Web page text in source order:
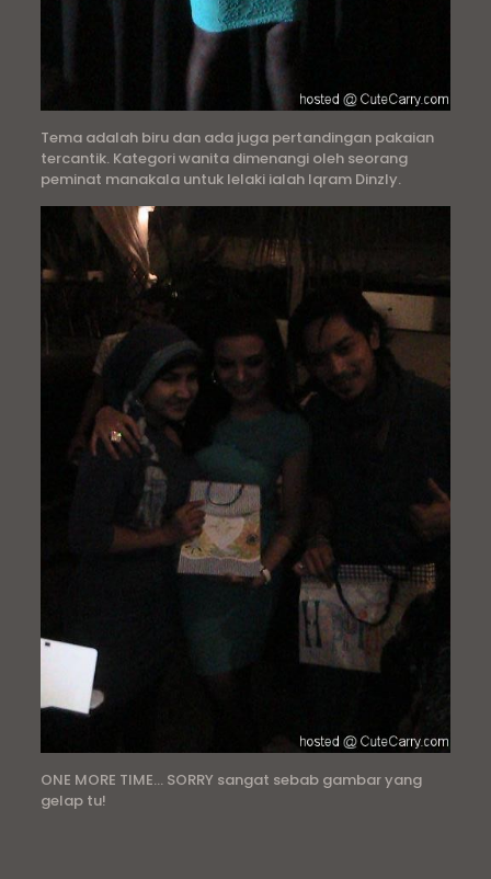
Tema adalah biru dan ada juga pertandingan pakaian
tercantik. Kategori wanita dimenangi oleh seorang
peminat manakala untuk lelaki ialah Iqram Dinzly.
ONE MORE TIME… SORRY sangat sebab gambar yang
gelap tu!